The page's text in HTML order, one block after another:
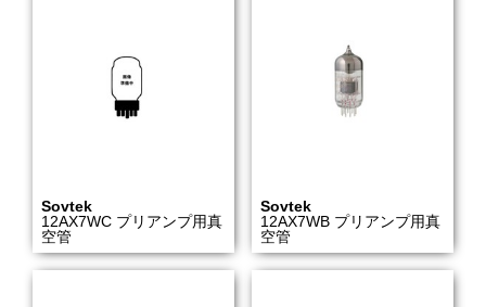
Sovtek
12AX7WC プリアンプ用真
空管
Sovtek
12AX7WB プリアンプ用真
空管